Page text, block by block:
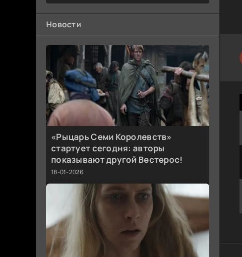
Новости
«Рыцарь Семи Королевств»
стартует сегодня: авторы
показывают другой Вестерос!
18-01-2026